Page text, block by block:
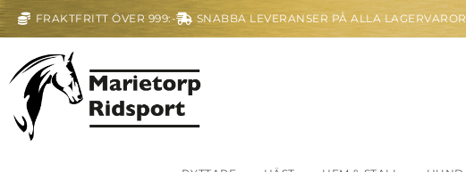
FRAKTFRITT ÖVER 999:- SNABBA LEVERANSER PÅ ALLA LAGERVAROR